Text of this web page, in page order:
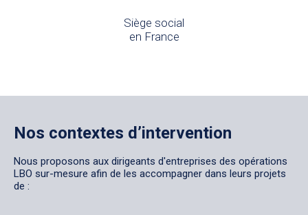
Siège social
en France
Nos contextes d’intervention
Nous proposons aux dirigeants d'entreprises des opérations
LBO sur-mesure afin de les accompagner dans leurs projets
de :